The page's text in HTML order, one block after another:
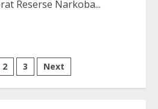
Reserse Narkoba...
2 3 Next